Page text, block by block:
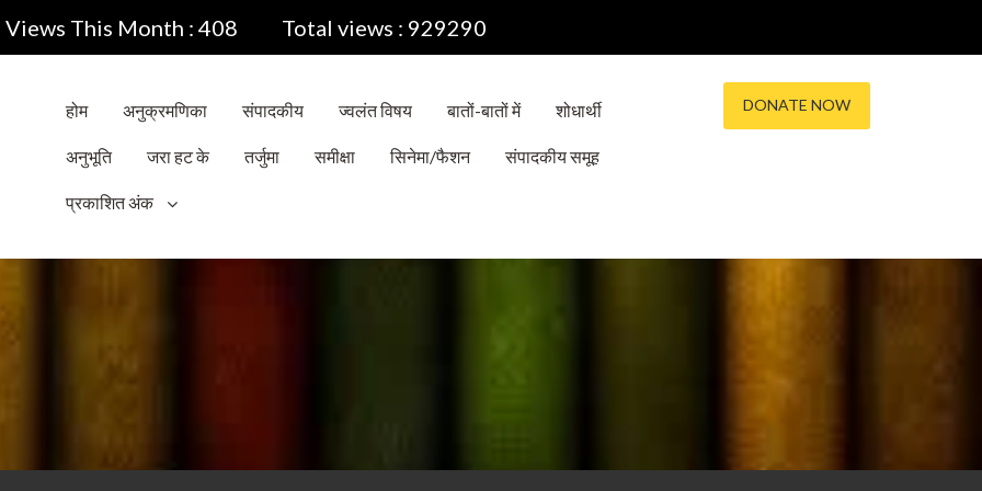
Views This Month : 408 Total views : 929290
होम अनुक्रमणिका संपादकीय ज्वलंत विषय बातों-बातों में शोधार्थी
अनुभूति जरा हट के तर्जुमा समीक्षा सिनेमा/फैशन संपादकीय समूह
प्रकाशित अंक
DONATE NOW